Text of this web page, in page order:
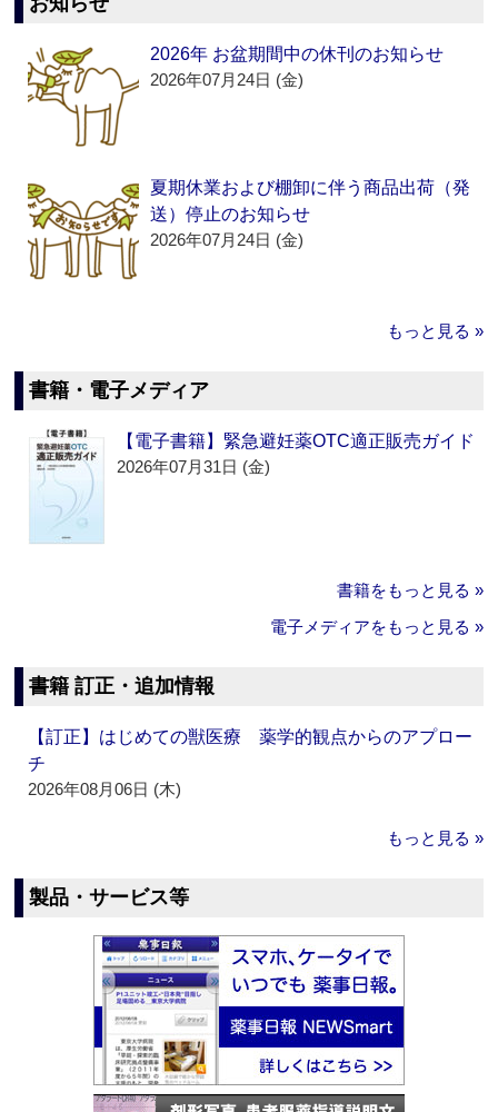
2026年 お盆期間中の休刊のお知らせ
2026年07月24日 (金)
夏期休業および棚卸に伴う商品出荷（発
送）停止のお知らせ
2026年07月24日 (金)
もっと見る »
書籍・電子メディア
【電子書籍】緊急避妊薬OTC適正販売ガイド
2026年07月31日 (金)
書籍をもっと見る »
電子メディアをもっと見る »
書籍 訂正・追加情報
【訂正】はじめての獣医療 薬学的観点からのアプロー
チ
2026年08月06日 (木)
もっと見る »
製品・サービス等